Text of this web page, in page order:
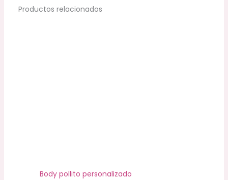
Productos relacionados
Body pollito personalizado